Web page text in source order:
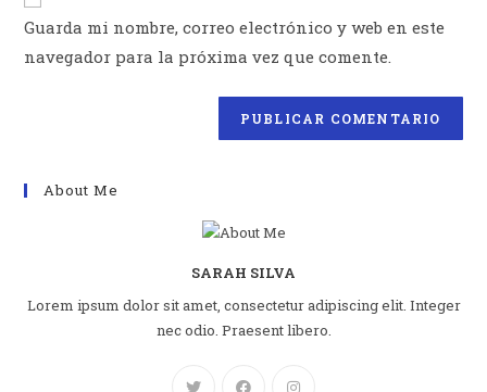
comentar
tu
(opcional)
Guarda mi nombre, correo electrónico y web en este
navegador para la próxima vez que comente.
About Me
SARAH SILVA
Lorem ipsum dolor sit amet, consectetur adipiscing elit. Integer
nec odio. Praesent libero.